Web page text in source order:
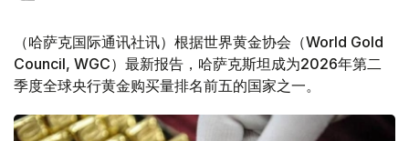
（哈萨克国际通讯社讯）根据世界黄金协会（World Gold
Council, WGC）最新报告，哈萨克斯坦成为2026年第二
季度全球央行黄金购买量排名前五的国家之一。